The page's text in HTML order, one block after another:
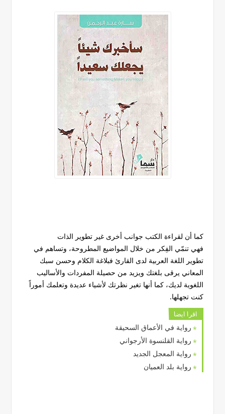
كما أن لقراءة الكتب جوانب أخرى غير تطوير الذات
فهي تنمّي الفِكر من خلال المواضيع المطروحة، وتساهم في
تطوير اللغة العربية لدى القارئ فبلاغة الكلام وحسن سبك
المعاني يرقى بلغتك ويزيد من حصيلة المفردات والأساليب
اللغوية لديك، كما أنها تغير نظرتك لأشياء عديدة وتعلمك أموراً
كنت تجهلها.
اقرا ايضا
رواية في الأعماق السحيقة
رواية القلنسوة الأرجواني
رواية المعجل الجديد
رواية بلد العميان